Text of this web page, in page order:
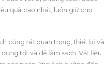
quả cao nhất, luôn giữ cho
cũng rất quan trọng, thiết bị và
tốt và dễ làm sạch. Vật liệu